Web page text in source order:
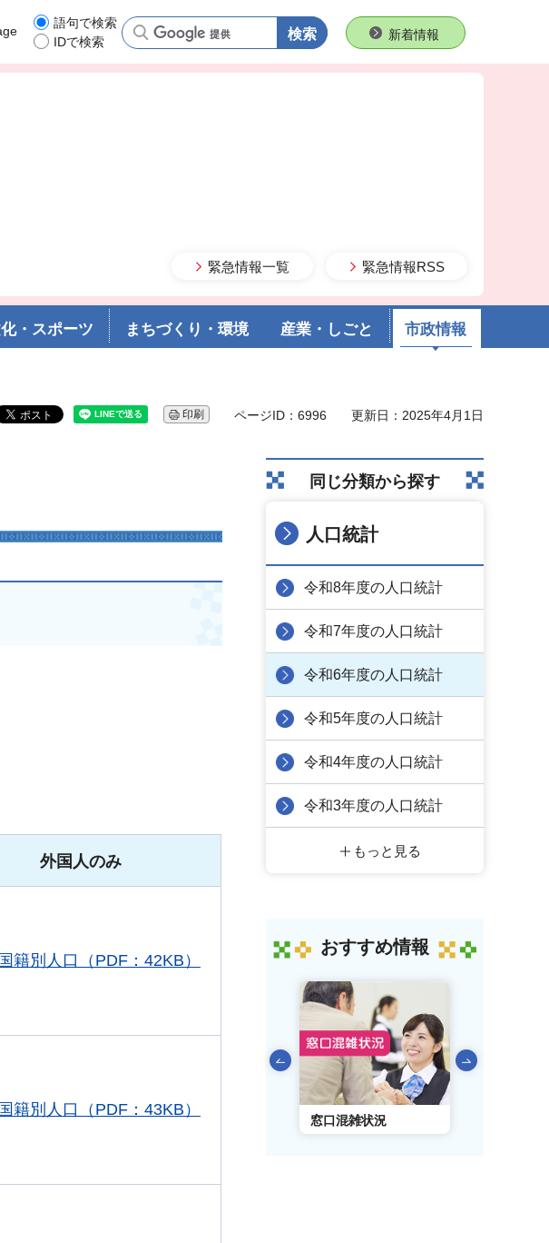
緊急情報一覧 緊急情報RSS
語句で検索
IDで検索
語句で検索新着情報
・スポーツ まちづくり・環境 産業・しごと 市政情報
印刷 ページID：6996 更新日：2025年4月1日
外国人のみ
国籍別人口（PDF：42KB）
国籍別人口（PDF：43KB）
同じ分類から探す
人口統計
令和8年度の人口統計
令和7年度の人口統計
令和6年度の人口統計
令和5年度の人口統計
令和4年度の人口統計
令和3年度の人口統計
もっと見る
おすすめ情報
前のスライドを表示
ナビ AIチャットボット 窓口混雑状況